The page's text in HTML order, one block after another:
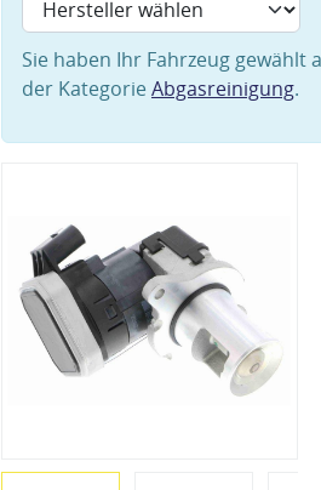
Sie haben Ihr Fahrzeug gewählt
der KategorieAbgasreinigung.